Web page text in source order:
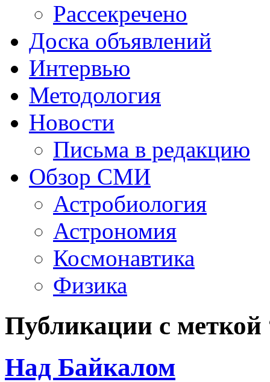
Рассекречено
Доска объявлений
Интервью
Методология
Новости
Письма в редакцию
Обзор СМИ
Астробиология
Астрономия
Космонавтика
Физика
Публикации с
Над Байкалом